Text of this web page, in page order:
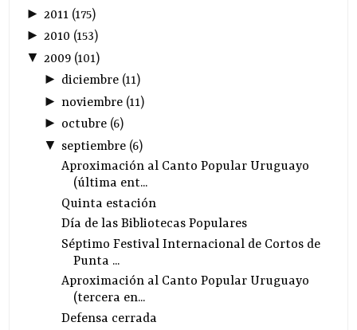
► 2011 (175)
►2010 (153)
▼ 2009 (101)
► diciembre(11)
► noviembre(11)
► octubre(6)
▼ septiembre(6)
Aproximación al Canto Popular Uruguayo
(última ent...
Quinta estación
Día de las Bibliotecas Populares
Séptimo Festival Internacional de Cortos de
Punta ...
Aproximación al Canto Popular Uruguayo
(tercera en...
Defensa cerrada